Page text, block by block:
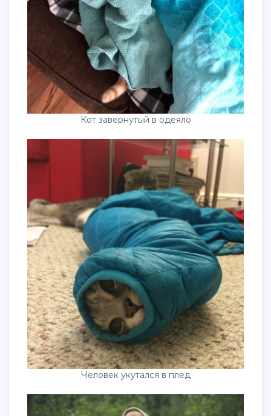
Кот завернутый в одеяло
Человек укутался в плед